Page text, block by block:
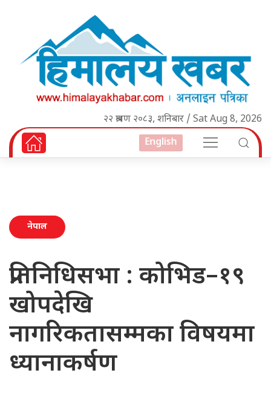
२२ श्रावण २०८३, शनिबार / Sat Aug 8, 2026
English
नेपाल
प्रतिनिधिसभा : कोभिड–१९
खोपदेखि
नागरिकतासम्मका विषयमा
ध्यानाकर्षण